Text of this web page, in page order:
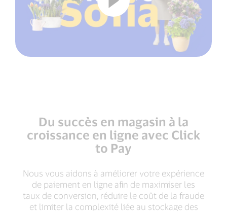
Du succès en magasin à la
croissance en ligne avec Click
to Pay
Nous vous aidons à améliorer votre expérience
de paiement en ligne afin de maximiser les
taux de conversion, réduire le coût de la fraude
et limiter la complexité liée au stockage des